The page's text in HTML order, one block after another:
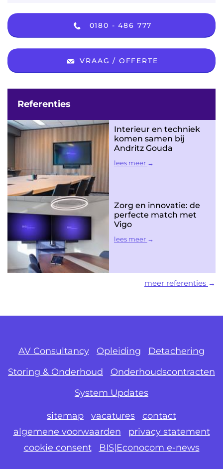
0180 - 486 777
VRAAG / OFFERTE
Referenties
Interieur en techniek
komen samen bij
Andritz Gouda
lees meer
Zorg en innovatie: de
perfecte match met
Vigo
lees meer
meer referenties
AV Consultancy Opleiding
Detachering
Storing & Onderhoud
Onderhoudscontracten
System Updates
sitemap vacatures
contact
algemene voorwaarden
privacy statement
cookie consent
BIS|Econocom e-news